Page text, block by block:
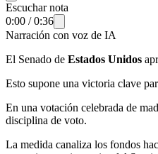
Escuchar nota
0:00 /0:36
Narración con voz de IA
El Senado de Estados Unidos
Esto supone una victoria clave
En una votación celebrada de
disciplina de voto.
La medida canaliza los fondos